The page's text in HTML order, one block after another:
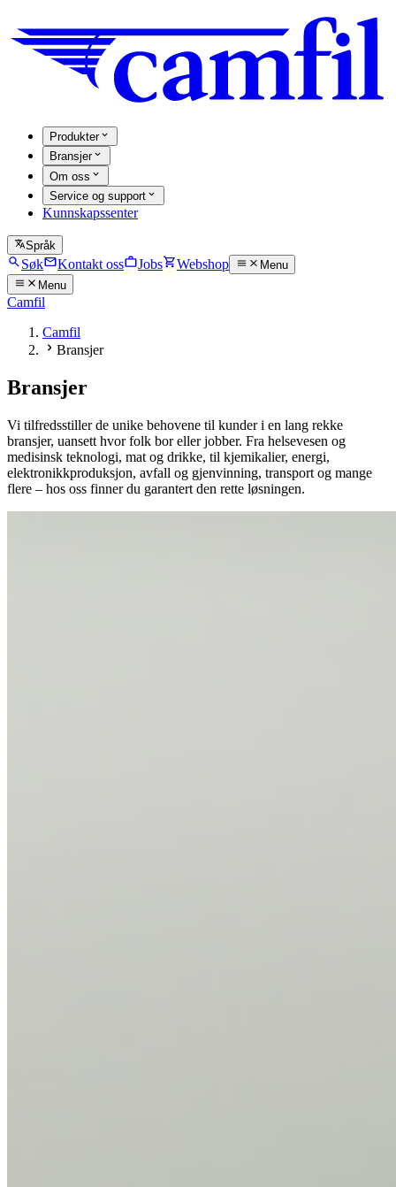
Produkter
Bransjer
Om oss
Service og support
Kunnskapssenter
Språk
Søk Kontakt oss Jobs Webshop
Menu
Menu
Camfil
Camfil
Bransjer
Bransjer
Vi tilfredsstiller de unike behovene til kunder i en lang rekke
bransjer, uansett hvor folk bor eller jobber. Fra helsevesen og
medisinsk teknologi, mat og drikke, til kjemikalier, energi,
elektronikkproduksjon, avfall og gjenvinning, transport og mange
flere – hos oss finner du garantert den rette løsningen.